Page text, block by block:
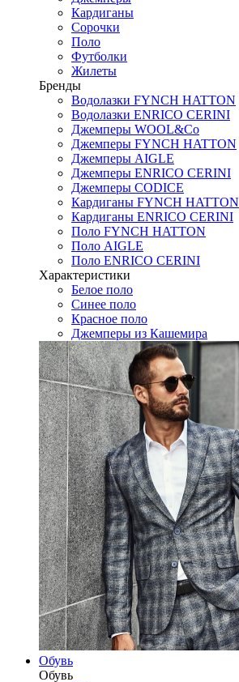
Кардиганы
Сорочки
Поло
Футболки
Жилеты
Бренды
Водолазки FYNCH HATTON
Водолазки ENRICO CERINI
Джемперы WOOL&Co
Джемперы FYNCH HATTON
Джемперы AIGLE
Джемперы ENRICO CERINI
Джемперы CODICE
Кардиганы FYNCH HATTON
Кардиганы ENRICO CERINI
Поло FYNCH HATTON
Поло AIGLE
Поло ENRICO CERINI
Характеристики
Белое поло
Синее поло
Красное поло
Джемперы из Кашемира
Обувь
Обувь